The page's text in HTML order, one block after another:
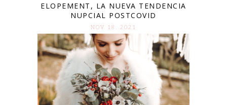
ELOPEMENT, LA NUEVA TENDENCIA
NUPCIAL POSTCOVID
NOV 18. 2021